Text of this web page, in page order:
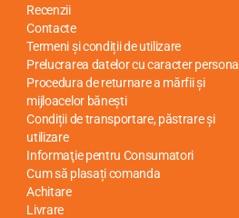
Recenzii
Contacte
Termeni și condiții de utilizare
Prelucrarea datelor cu caracter personal
Procedura de returnare a mărfii și
mijloacelor bănești
Condiții de transportare, păstrare și
utilizare
Informaţie pentru Consumatori
Cum să plasați comanda
Achitare
Livrare